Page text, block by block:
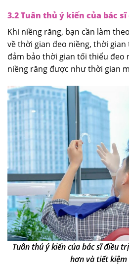
3.2 Tuân thủ ý kiến của bác
Khi niềng răng, bạn cần làm
về thời gian đeo niềng, thời
đảm bảo thời gian tối thiểu đeo
niềng răng được như thời gian
Tuân thủ ý kiến của bác sĩ điều
hơn và tiết kiệm